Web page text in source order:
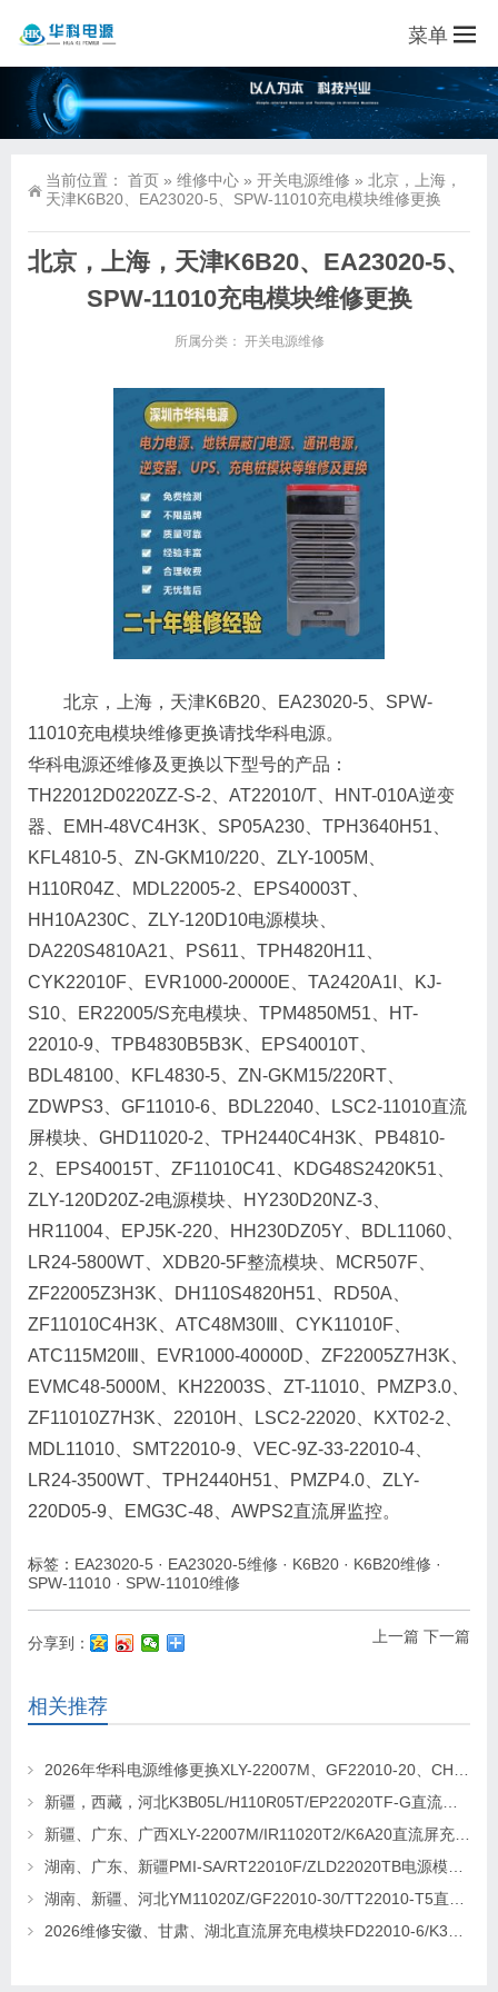
菜单
当前位置： 首页 » 维修中心 » 开关电源维修 » 北京，上海，
天津K6B20、EA23020-5、SPW-11010充电模块维修更换
北京，上海，天津K6B20、EA23020-5、
SPW-11010充电模块维修更换
所属分类： 开关电源维修
北京，上海，天津K6B20、EA23020-5、SPW-
11010充电模块维修更换请找华科电源。
华科电源还维修及更换以下型号的产品：
TH22012D0220ZZ-S-2、AT22010/T、HNT-010A逆变
器、EMH-48VC4H3K、SP05A230、TPH3640H51、
KFL4810-5、ZN-GKM10/220、ZLY-1005M、
H110R04Z、MDL22005-2、EPS40003T、
HH10A230C、ZLY-120D10电源模块、
DA220S4810A21、PS611、TPH4820H11、
CYK22010F、EVR1000-20000E、TA2420A1I、KJ-
S10、ER22005/S充电模块、TPM4850M51、HT-
22010-9、TPB4830B5B3K、EPS40010T、
BDL48100、KFL4830-5、ZN-GKM15/220RT、
ZDWPS3、GF11010-6、BDL22040、LSC2-11010直流
屏模块、GHD11020-2、TPH2440C4H3K、PB4810-
2、EPS40015T、ZF11010C41、KDG48S2420K51、
ZLY-120D20Z-2电源模块、HY230D20NZ-3、
HR11004、EPJ5K-220、HH230DZ05Y、BDL11060、
LR24-5800WT、XDB20-5F整流模块、MCR507F、
ZF22005Z3H3K、DH110S4820H51、RD50A、
ZF11010C4H3K、ATC48M30Ⅲ、CYK11010F、
ATC115M20Ⅲ、EVR1000-40000D、ZF22005Z7H3K、
EVMC48-5000M、KH22003S、ZT-11010、PMZP3.0、
ZF11010Z7H3K、22010H、LSC2-22020、KXT02-2、
MDL11010、SMT22010-9、VEC-9Z-33-22010-4、
LR24-3500WT、TPH2440H51、PMZP4.0、ZLY-
220D05-9、EMG3C-48、AWPS2直流屏监控。
标签： EA23020-5 · EA23020-5维修 · K6B20 · K6B20维修 ·
SPW-11010 · SPW-11010维修
上一篇 下一篇
分享到：
相关推荐
2026年华科电源维修更换XLY-22007M、GF22010-20、CHR-22020直流屏充电模块
新疆，西藏，河北K3B05L/H110R05T/EP22020TF-G直流屏充电模块维修更换
新疆、广东、广西XLY-22007M/IR11020T2/K6A20直流屏充电模块维修更换
湖南、广东、新疆PMI-SA/RT22010F/ZLD22020TB电源模块维修更换
湖南、新疆、河北YM11020Z/GF22010-30/TT22010-T5直流屏充电模块维修更换
2026维修安徽、甘肃、湖北直流屏充电模块FD22010-6/K3B20L/GF22010-10